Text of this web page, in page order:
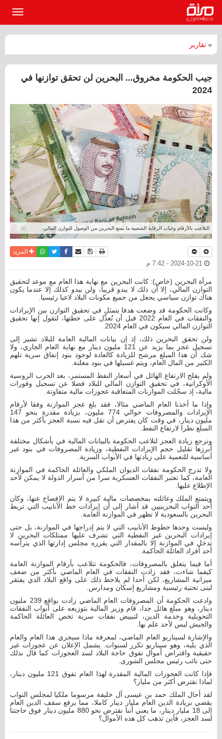
» تقارير
جيب الحكومة مخروق... البحرين لن تحقق توازنها في
2024
التلاعب بالأرقام وغياب الرقابة الشعبية ما يمنع البحرين من الوصول للتوازن المالي
نسخة للطباعة
حفظ الموضوع
أرسل الى صديق
فيسبوكتويترواتسابالمزيد
مرآة البحرين (خاص): كانت البحرين مع نهاية هذا العام مع موعد لتحقيق
التوازن المالي، إلا أن ذلك لا يبدو قريبا، ولن يبدو كذلك إلا عندما يكون
هناك توازن سياسي يجعل من جميع مكونات البلاد لاعبا رئيسيا.
وكانت الحكومة قد وضعت هدفا يتمثل في تحقيق التوازن بين الإيرادات
والنفقات في العام 2022 قبل أن تُعدِّل على خطتها، لتقول إنها تحقيق
التوازن المالي سيكون في العام 2024.
ولن تحقق البحرين ذلك، إذ إن بيانات المالية العامة للبلاد تشير إلى
تسجيل عجز بما يزيد عن 121 مليون دينار مع نهاية العام الجاري، ولا
شك أن هذا المبلغ مرشح للزيادة كالعادة لوجود بنود إنفاق سرية تلهم
الكثير من المال العام، ويتم غسيلها في بنود معلنة.
ولم يفلح الارتفاع الهائل في أسعار النفط المستمر، بعد الحرب الروسية
الأوكرانية، في تحقيق التوازن المالي للبلاد فضلا عن تسجيل وفورات
مالية، إذ سجّلت الموازنات المتعاقبة عجوزات مالية متفاوتة.
وإذا ما أخذنا العام الماضي مثالا، فقد بلغ عجز الموازنة وفقا لأرقام
الإيرادات والمصروفات حوالي 774 مليون، بزيادة مقدرة بنحو 147
مليون دينار، في وقت كان يفترض أن تقل فيه نسبة العجز بأكثر من هذا
المبلغ نظرا لارتفاع النفط.
وترجع زيادة العجز لتلاعب الحكومة بالبيانات المالية في بأشكال مختلفة
أبرزها تقليل حجم الإيرادات النفطية، وزيادة المصروفات في بنود غير
أساسية للتعمية على زيادتها في الأبواب السرية.
ولا تدرج الحكومة نفقات الديوان الملكي والعائلة الحاكمة في الموازنة
العامة، كما تعتبر النفقات العسكرية سرا من أسرار الدولة لا يمكن لأحد
الإطلاع عليها.
ويتمتع الملك وعائلته بمخصصات مالية كبيرة لا يتم الإفصاح عنها، وكان
أحد النواب البحرينيين قد أشار إلى أن إيرادات خط الأنابيب التي تربط
البحرين بالسعودية لا تظهر في الموازنة العامة.
وليست وحدها خطوط الأنابيب التي لا يتم إدراجها في الموازنة، بل حتى
إيرادات البحرين غير النفطية التي تشرف عليها ممتلكات البحرين لا
تدخل في الموازنة إلا بالمقدار التي يقرره مجلس إدارتها الذي يترأسه
أحد أفراد العائلة الحاكمة.
أما فيما يتعلق بالمصروفات، فالحكومة تتلاعب بأرقام الموازنة العامة
كيفما شاءت، فقد زادت النفقات في العام الماضي بأكثر من ضعف
ميزانية المشاريع، لكن أحدا لم يلاحظ ذلك على واقع البلاد الذي يفتقر
لبنى تحتية رئيسية ومشاريع إسكان ومدارس.
وادعت الحكومة أن المصروفات العام الماضي زادت بواقع 239 مليون
دينار، وهو مبلغ هائل جدا، قام وزير المالية بتوزيعه على أبواب النفقات
التحويلية وخدمة الدين، لتبييض نفقات سرية تخص العائلة الحاكمة
والجيش ليس لأحد علم بها.
والإشارة لسيناريو العام الماضي، لمعرفة ماذا سيجري هذا العام والعام
الذي يليه، وهو سيناريو تكرر لسنوات. يشمل الإعلان عن عجوزات غير
حقيقية واقتراض أموال تفوق حاجة البلاد لسد العجوزات كما قال بذلك
حتى نائب رئيس مجلس الشورى.
فإذا كانت العجوزات المالية المقدرة لهذا العام تفوق 121 مليون دينار،
لماذا نقترض أكثر من مليار؟
لقد أحال الملك حمد بن عيسى آل خليفة مرسوما ملكيا لمجلس النواب
يقضي بزيادة الدين العام مليار دينار كاملا، مما يرفع سقف الدين العام
إلى 18 مليار دينار، ما يعني أننا نقترض نحو 880 مليون دينار فوق حاجتنا
لسد العجز، فأين تذهب كل هذه الأموال؟